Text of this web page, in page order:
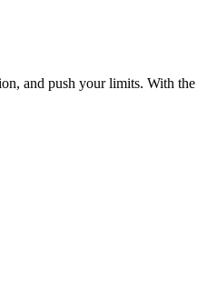
and push your limits. With the